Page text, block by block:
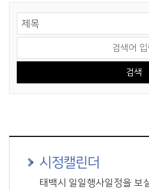
시정캘린더
태백시 일일행사일정을 보